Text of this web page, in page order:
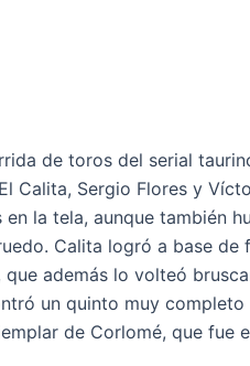
de toros del serial
Sergio Flores y
la tela, aunque también
Calita logró a base
además lo volteó
un quinto muy
de Corlomé, que fue